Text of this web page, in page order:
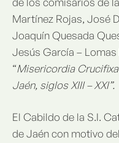
Martínez Rojas, José
Joaquín Quesada
Jesús García –
“Misericordia
Jaén, siglos XIII – XXI”.
El Cabildo de la S.I.
de Jaén con motivo